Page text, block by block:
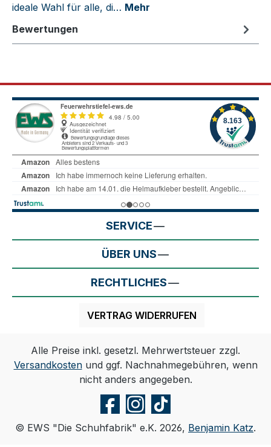
ideale Wahl für alle, di… Mehr
Bewertungen
SERVICE
ÜBER UNS
RECHTLICHES
VERTRAG WIDERRUFEN
Alle Preise inkl. gesetzl. Mehrwertsteuer zzgl.
Versandkostenund ggf. Nachnahmegebühren, wenn
nicht anders angegeben.
© EWS "Die Schuhfabrik" e.K. 2026, Benjamin Katz.